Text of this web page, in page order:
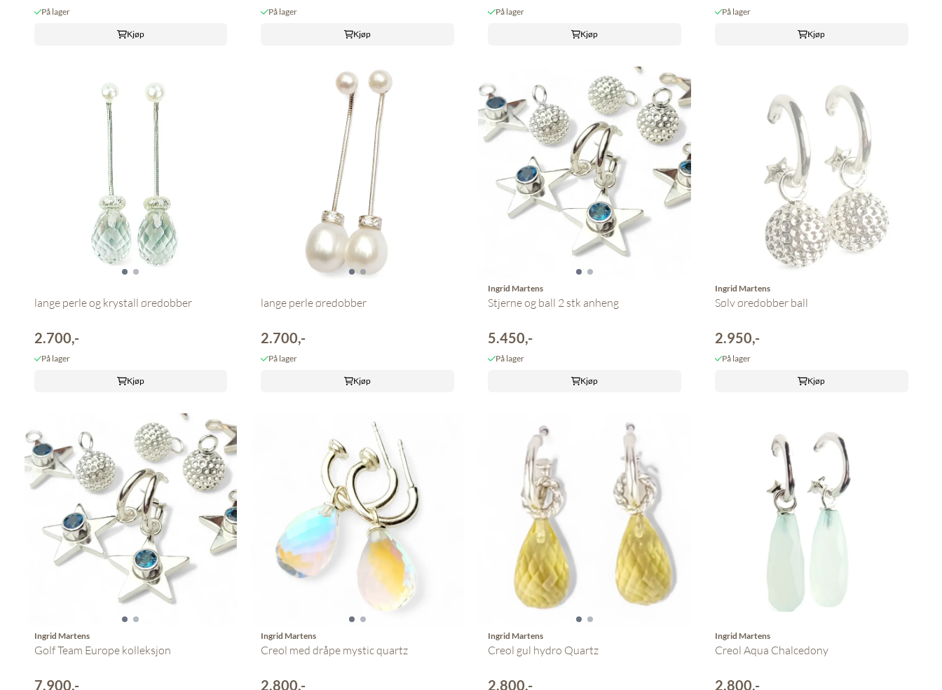
På lager
Kjøp
På lager
Kjøp
På lager
Kjøp
På lager
Kjøp
lange perle og krystall øredobber
2.700,-
På lager
Kjøp
lange perle øredobber
2.700,-
På lager
Kjøp
Ingrid Martens
Stjerne og ball 2 stk anheng
5.450,-
På lager
Kjøp
Ingrid Martens
Sølv øredobber ball
2.950,-
På lager
Kjøp
Ingrid Martens
Golf Team Europe kolleksjon
7.900,-
Ingrid Martens
Creol med dråpe mystic quartz
2.800,-
Ingrid Martens
Creol gul hydro Quartz
2.800,-
Ingrid Martens
Creol Aqua Chalcedony
2.800,-